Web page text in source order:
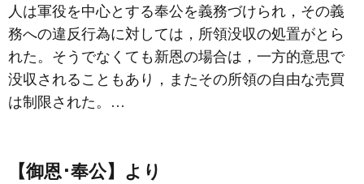
人は軍役を中心とする奉公を義務づけられ，その義
務への違反行為に対しては，所領没収の処置がとら
れた。そうでなくても新恩の場合は，一方的意思で
没収されることもあり，またその所領の自由な売買
は制限された。…
【御恩･奉公】より